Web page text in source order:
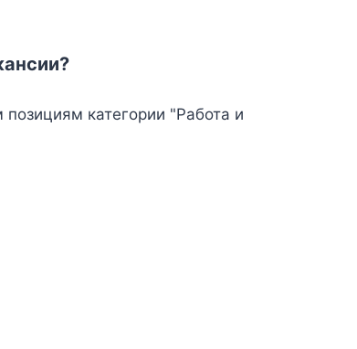
категории "Работа и